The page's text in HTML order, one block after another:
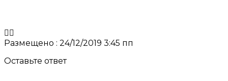
Размещено : 24/12/2019 3:45 пп
Оставьте ответ